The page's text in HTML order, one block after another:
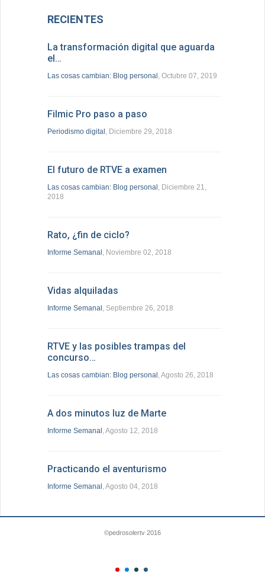
RECIENTES
La transformación digital que aguarda
el…
Las cosas cambian: Blog personal , Octubre 07, 2019
Filmic Pro paso a paso
Periodismo digital , Diciembre 29, 2018
El futuro de RTVE a examen
Las cosas cambian: Blog personal , Diciembre 21,
2018
Rato, ¿fin de ciclo?
Informe Semanal , Noviembre 02, 2018
Vidas alquiladas
Informe Semanal , Septiembre 26, 2018
RTVE y las posibles trampas del
concurso…
Las cosas cambian: Blog personal , Agosto 26, 2018
A dos minutos luz de Marte
Informe Semanal , Agosto 12, 2018
Practicando el aventurismo
Informe Semanal , Agosto 04, 2018
©pedrosolertv 2016